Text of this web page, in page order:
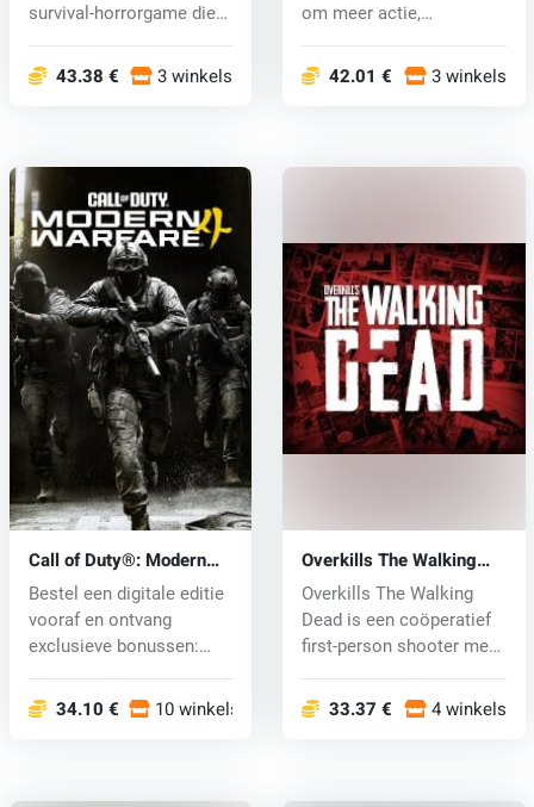
survival-horrorgame die
43.38 € 3 winkels
om meer actie,
42.01 € 3 winkels
Call of Duty®: Modern
Warfare® 4 (PC) key
Bestel een digitale editie
vooraf en ontvang
exclusieve bonussen:
34.10 € 10 winkels
Overkills The Walking
Dead (PC) CD key
Overkills The Walking
Dead is een coöperatief
first-person shooter met
33.37 € 4 winkels